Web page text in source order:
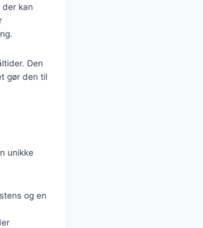
kan
Den
gør den til
unikke
og en